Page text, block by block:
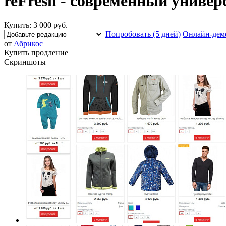
Купить: 3 000 руб.
Попробовать (5 дней) Онлайн-
от Абрикос
Купить продление
Скриншоты